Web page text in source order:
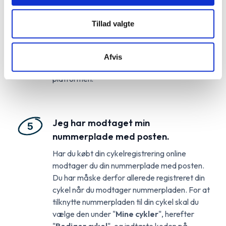
Tillad valgte
Afvis
vores intuitive guide som hjælper dig igennem
hele registreringen af din cykel. Ved
skal du indtaste den samme kode for at
tilknytte nummerpladen til din cykel.Husk
at få tilknyttet dit stelnummer så du kan
platformen!
Jeg har modtaget min
nummerplade med posten.
Har du købt din cykelregistrering online
modtager du din nummerplade med posten.
Du har måske derfor allerede registreret din
cykel når du modtager nummerpladen. For at
tilknytte nummerpladen til din cykel skal du
vælge den under "Mine cykler", herefter